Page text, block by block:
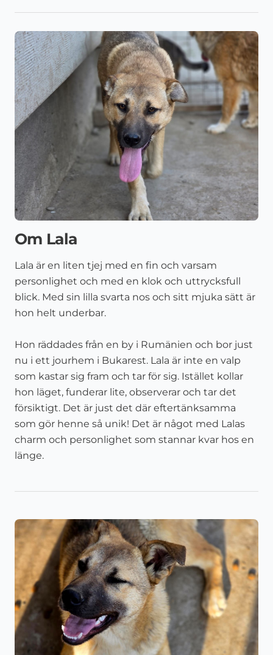
Om Lala
Lala är en liten tjej med en fin och varsam
personlighet och med en klok och uttrycksfull
blick. Med sin lilla svarta nos och sitt mjuka sätt är
hon helt underbar.
Hon räddades från en by i Rumänien och bor just
nu i ett jourhem i Bukarest. Lala är inte en valp
som kastar sig fram och tar för sig. Istället kollar
hon läget, funderar lite, observerar och tar det
försiktigt. Det är just det där eftertänksamma
som gör henne så unik! Det är något med Lalas
charm och personlighet som stannar kvar hos en
länge.